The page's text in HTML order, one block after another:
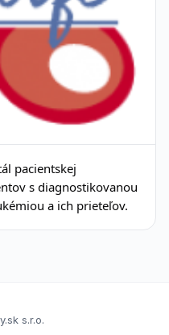
pacientskej
s diagnostikovanou
a ich prieteľov.
s.r.o.